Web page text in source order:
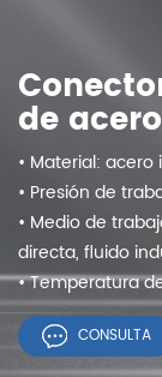
de
• Material:
• Presión de
• Medio de
directa, fluido
• Temperatura
CONSULTA